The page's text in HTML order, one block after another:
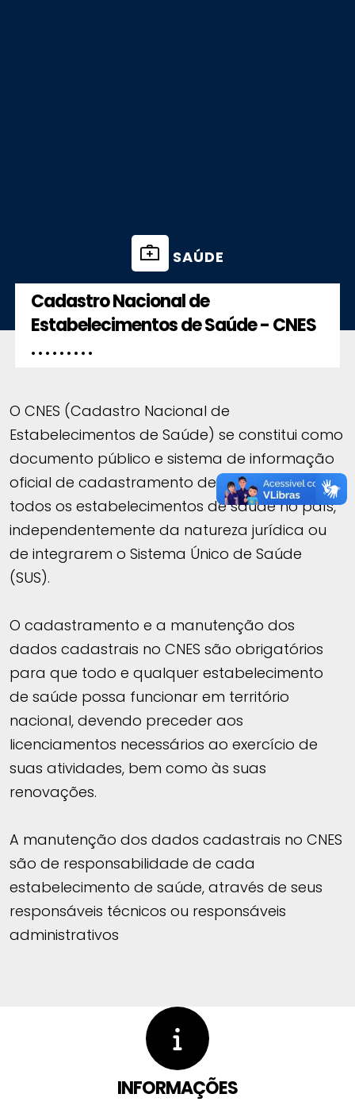
SAÚDE
Cadastro Nacional de
Estabelecimentos de Saúde - CNES
. . . . . . . . .
O CNES (Cadastro Nacional de
Estabelecimentos de Saúde) se constitui como
documento público e sistema de informação
oficial de cadastramento de informações de
todos os estabelecimentos de saúde no país,
independentemente da natureza jurídica ou
de integrarem o Sistema Único de Saúde
(SUS).
O cadastramento e a manutenção dos
dados cadastrais no CNES são obrigatórios
para que todo e qualquer estabelecimento
de saúde possa funcionar em território
nacional, devendo preceder aos
licenciamentos necessários ao exercício de
suas atividades, bem como às suas
renovações.
A manutenção dos dados cadastrais no CNES
são de responsabilidade de cada
estabelecimento de saúde, através de seus
responsáveis técnicos ou responsáveis
administrativos
INFORMAÇÕES